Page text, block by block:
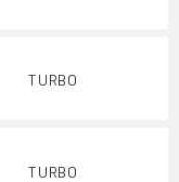
TURBO
TURBO